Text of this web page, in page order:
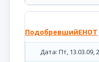
ПодобревшийЕНОТ
Дата: Пт,